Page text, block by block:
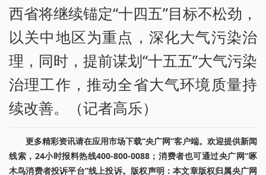
西省将继续锚定“十四五”目标不松劲，
以关中地区为重点，深化大气污染治
理，同时，提前谋划“十五五”大气污染
治理工作，推动全省大气环境质量持
续改善。（记者高乐）
更多精彩资讯请在应用市场下载“央广网”客户端。欢迎提供新闻
线索，24小时报料热线400-800-0088；消费者也可通过央广网“啄
木鸟消费者投诉平台”线上投诉。版权声明：本文章版权归属央广网